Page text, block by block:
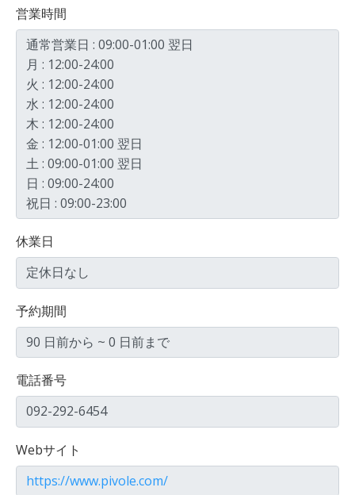
営業時間
通常営業日 : 09:00-01:00 翌日
月 : 12:00-24:00
火 : 12:00-24:00
水 : 12:00-24:00
木 : 12:00-24:00
金 : 12:00-01:00 翌日
土 : 09:00-01:00 翌日
日 : 09:00-24:00
祝日 : 09:00-23:00
休業日
定休日なし
予約期間
90 日前から ~ 0 日前まで
電話番号
092-292-6454
Webサイト
https://www.pivole.com/